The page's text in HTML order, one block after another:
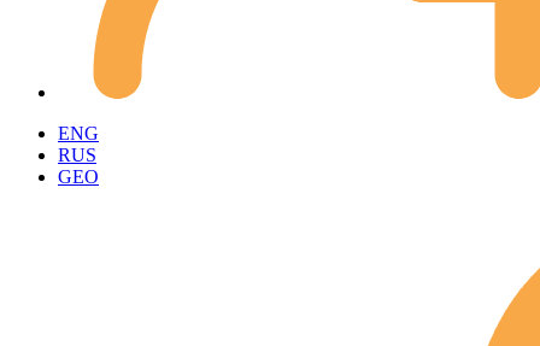
ENG
RUS
GEO